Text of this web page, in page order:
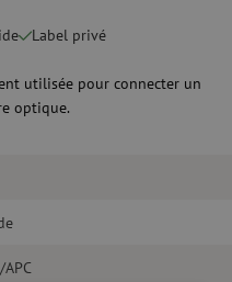
Label privé
utilisée pour connecter un
optique.
APC